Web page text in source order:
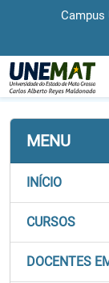
Campus
Página Inicial
MENU
INÍCIO
CURSOS
DOCENTES